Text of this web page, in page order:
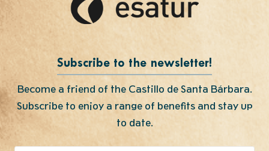
Subscribe to the newsletter!
Become a friend of the Castillo de Santa Bárbara.
Subscribe to enjoy a range of benefits and stay up
to date.